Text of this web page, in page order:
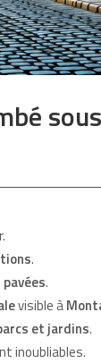
.
.
visible à
et jardins.
inoubliables.